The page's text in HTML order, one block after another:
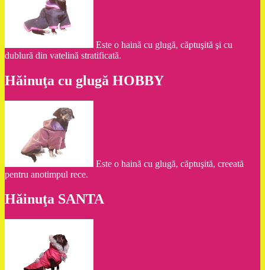
Este o haină cu glugă, căptuşită şi cu
dublură din vatelină stratificată.
Hăinuţa cu glugă HOBBY
Este o haină cu glugă, căptuşită, creeată
pentru anotimpul rece.
Hăinuţa SANTA